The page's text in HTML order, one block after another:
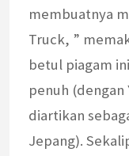
membuatnya
Truck, ”
betul piagam
penuh
diartikan
Jepang).